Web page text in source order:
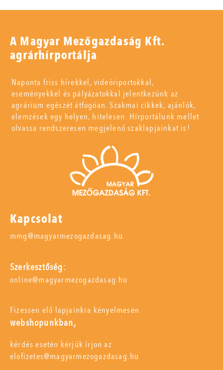
A Magyar Mezőgazdaság Kft.
agrárhírportálja
Naponta friss hírekkel, videóriportokkal,
eseményekkel és pályázatokkal jelentkezünk az
agrárium egészét átfogóan. Szakmai cikkek, ajánlók,
elemzések egy helyen, hitelesen. Hírportálunk mellet
olvassa rendszeresen megjelenő szaklapjainkat is!
Kapcsolat
mmg@magyarmezogazdasag.hu
Szerkesztőség:
online@magyarmezogazdasag.hu
Fizessen elő lapjainkra kényelmesen
webshopunkban,
kérdés esetén kérjük írjon az
elofizetes@magyarmezogazdasag.hu